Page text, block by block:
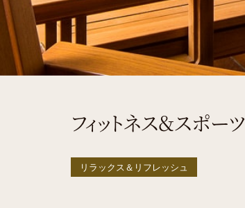
フィットネス＆スポーツ
リラックス＆リフレッシュ